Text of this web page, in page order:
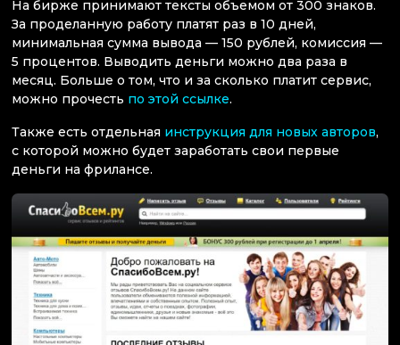
На бирже принимают тексты объемом от 300 знаков.
За проделанную работу платят раз в 10 дней,
минимальная сумма вывода — 150 рублей, комиссия —
5 процентов. Выводить деньги можно два раза в
месяц. Больше о том, что и за сколько платит сервис,
можно прочесть по этой ссылке.
Также есть отдельная инструкция для новых авторов,
с которой можно будет заработать свои первые
деньги на фрилансе.